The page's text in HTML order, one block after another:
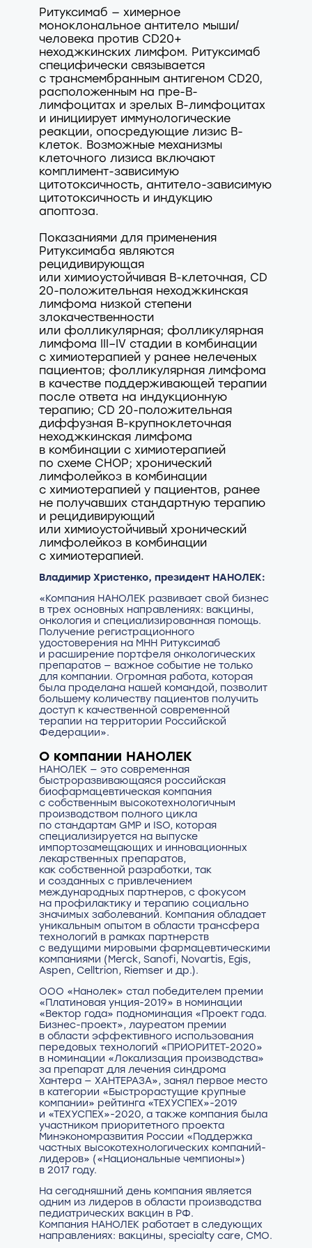
Ритуксимаб — химерное
моноклональное антитело мыши/
человека против CD20+
неходжкинских лимфом. Ритуксимаб
специфически связывается
с трансмембранным антигеном CD20,
расположенным на пре-В-
лимфоцитах и зрелых В-лимфоцитах
и инициирует иммунологические
реакции, опосредующие лизис В-
клеток. Возможные механизмы
клеточного лизиса включают
комплимент-зависимую
цитотоксичность, антитело-зависимую
цитотоксичность и индукцию
апоптоза.
Показаниями для применения
Ритуксимаба являются
рецидивирующая
или химиоустойчивая В-клеточная, CD
20-положительная неходжкинская
лимфома низкой степени
злокачественности
или фолликулярная; фолликулярная
лимфома III–IV стадии в комбинации
с химиотерапией у ранее нелеченых
пациентов; фолликулярная лимфома
в качестве поддерживающей терапии
после ответа на индукционную
терапию; CD 20-положительная
диффузная В-крупноклеточная
неходжкинская лимфома
в комбинации с химиотерапией
по схеме СНОР; хронический
лимфолейкоз в комбинации
с химиотерапией у пациентов, ранее
не получавших стандартную терапию
и рецидивирующий
или химиоустойчивый хронический
лимфолейкоз в комбинации
с химиотерапией.
Владимир Христенко, президент НАНОЛЕК:
«Компания НАНОЛЕК развивает свой бизнес
в трех основных направлениях: вакцины,
онкология и специализированная помощь.
Получение регистрационного
удостоверения на МНН Ритуксимаб
и расширение портфеля онкологических
препаратов — важное событие не только
для компании. Огромная работа, которая
была проделана нашей командой, позволит
большему количеству пациентов получить
доступ к качественной современной
терапии на территории Российской
Федерации».
О компании НАНОЛЕК
НАНОЛЕК — это современная
быстроразвивающаяся российская
биофармацевтическая компания
с собственным высокотехнологичным
производством полного цикла
по стандартам GMP и ISO, которая
специализируется на выпуске
импортозамещающих и инновационных
лекарственных препаратов,
как собственной разработки, так
и созданных с привлечением
международных партнеров, с фокусом
на профилактику и терапию социально
значимых заболеваний. Компания обладает
уникальным опытом в области трансфера
технологий в рамках партнерств
с ведущими мировыми фармацевтическими
компаниями (Merck, Sanofi, Novartis, Egis,
Aspen, Celltrion, Riemser и др.).
ООО «Нанолек» стал победителем премии
«Платиновая унция-2019» в номинации
«Вектор года» подноминация «Проект года.
Бизнес-проект», лауреатом премии
в области эффективного использования
передовых технологий «ПРИОРИТЕТ-2020»
в номинации «Локализация производства»
за препарат для лечения синдрома
Хантера — ХАНТЕРАЗА», занял первое место
в категории «Быстрорастущие крупные
компании» рейтинга «ТЕХУСПЕХ»-2019
и «ТЕХУСПЕХ»-2020, а также компания была
участником приоритетного проекта
Минэкономразвития России «Поддержка
частных высокотехнологических компаний-
лидеров» («Национальные чемпионы»)
в 2017 году.
На сегодняшний день компания является
одним из лидеров в области производства
педиатрических вакцин в РФ.
Компания НАНОЛЕК работает в следующих
направлениях: вакцины, specialty care, CMO.